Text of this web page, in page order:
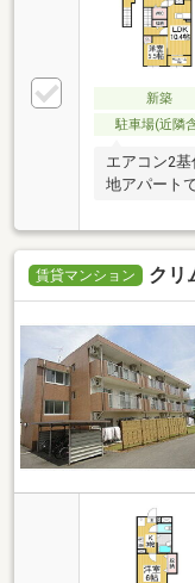
新築
駐車場(近隣
エアコン2
地アパート
賃貸マンション クリ